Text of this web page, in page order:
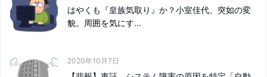
はやくも『皇族気取り』か？小室佳代、突如の変
貌。周囲を気にす...
2020年10月7日